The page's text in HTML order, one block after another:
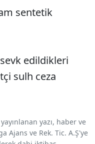
sentetik
edildikleri
sulh ceza
yazı, haber ve
Ajans ve Rek. Tic. A.Ş'ye